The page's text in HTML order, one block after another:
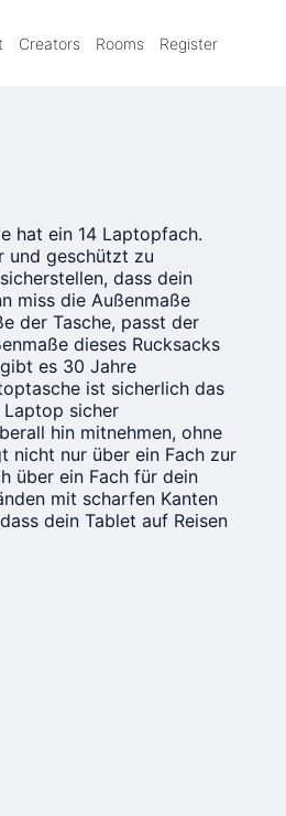
Creators Rooms Register
hat ein 14 Laptopfach.
und geschützt zu
dass dein
miss die Außenmaße
der Tasche, passt der
dieses Rucksacks
es 30 Jahre
ist sicherlich das
Laptop sicher
hin mitnehmen, ohne
nicht nur über ein Fach zur
über ein Fach für dein
mit scharfen Kanten
dein Tablet auf Reisen